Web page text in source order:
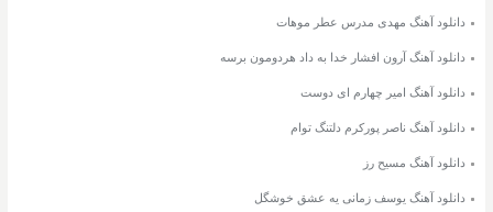
دانلود آهنگ مهدی مدرس عطر موهات
دانلود آهنگ آرون افشار خدا به داد هردومون برسه
دانلود آهنگ امیر چهارم ای دوست
دانلود آهنگ ناصر پورکرم دلتنگ توام
دانلود آهنگ مسیح رز
دانلود آهنگ یوسف زمانی یه عشق خوشگل